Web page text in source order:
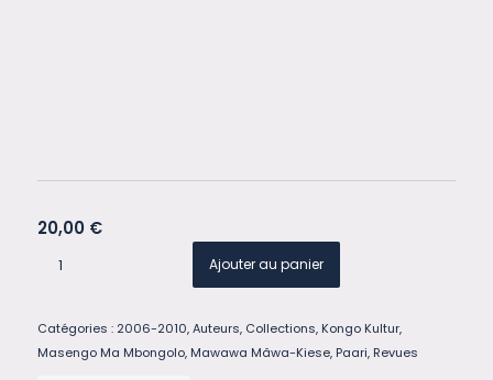
20,00 €
Ajouter au panier
Catégories : 2006-2010,Auteurs, Collections, Kongo Kultur,
Masengo Ma Mbongolo, Mawawa Mâwa-Kiese, Paari, Revues